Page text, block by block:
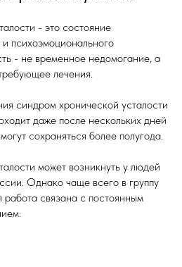
- это состояние
психоэмоционального
- не временное недомогание, а
лечения.
синдром хронической усталости
даже после нескольких дней
сохраняться более полугода.
может возникнуть у людей
Однако чаще всего в группу
связана с постоянным